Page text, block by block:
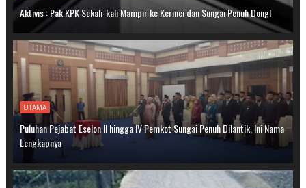
Aktivis : Pak KPK Sekali-kali Mampir ke Kerinci dan Sungai Penuh Dong!
UTAMA
Puluhan Pejabat Eselon II hingga IV Pemkot Sungai Penuh Dilantik, Ini Nama
Lengkapnya